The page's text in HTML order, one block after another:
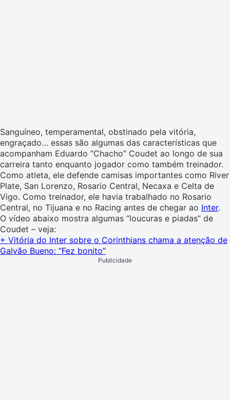
Sanguíneo, temperamental, obstinado pela vitória,
engraçado… essas são algumas das características que
acompanham Eduardo “Chacho” Coudet ao longo de sua
carreira tanto enquanto jogador como também treinador.
Como atleta, ele defende camisas importantes como River
Plate, San Lorenzo, Rosario Central, Necaxa e Celta de
Vigo. Como treinador, ele havia trabalhado no Rosario
Central, no Tijuana e no Racing antes de chegar ao Inter.
O vídeo abaixo mostra algumas “loucuras e piadas” de
Coudet – veja:
+ Vitória do Inter sobre o Corinthians chama a atenção de
Galvão Bueno: “Fez bonito”
Publicidade